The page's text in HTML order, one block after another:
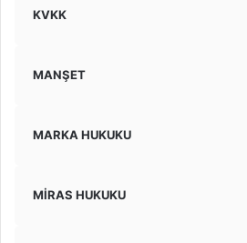
KVKK
MANŞET
MARKA HUKUKU
MİRAS HUKUKU